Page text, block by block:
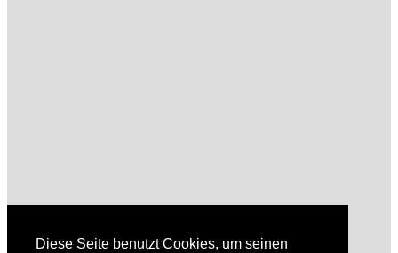
Diese Seite benutzt Cookies, um seinen